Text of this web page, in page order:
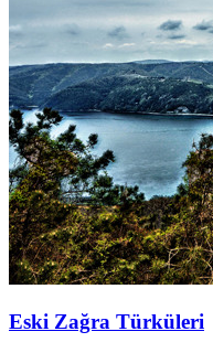
Eski Zağra Türküleri